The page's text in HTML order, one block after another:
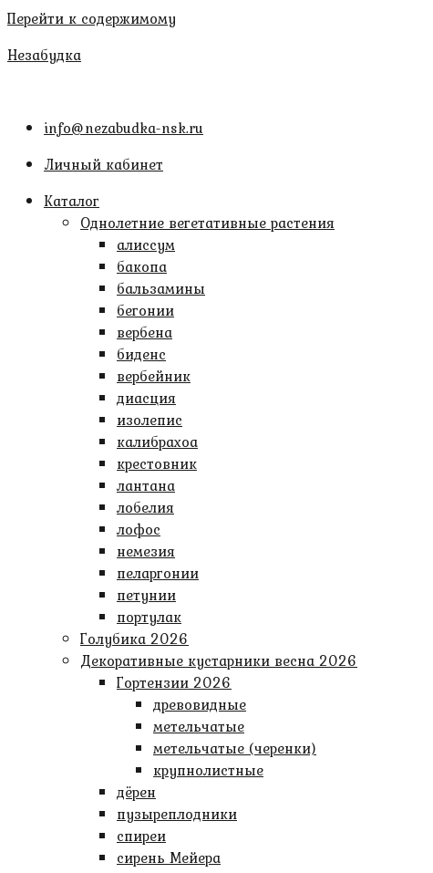
Перейти к содержимому
Незабудка
info@nezabudka-nsk.ru
Личный кабинет
Каталог
Однолетние вегетативные растения
алиссум
бакопа
бальзамины
бегонии
вербена
биденс
вербейник
диасция
изолепис
калибрахоа
крестовник
лантана
лобелия
лофос
немезия
пеларгонии
петунии
портулак
Голубика 2026
Декоративные кустарники весна 2026
Гортензии 2026
древовидные
метельчатые
метельчатые (черенки)
крупнолистные
дёрен
пузыреплодники
спиреи
сирень Мейера